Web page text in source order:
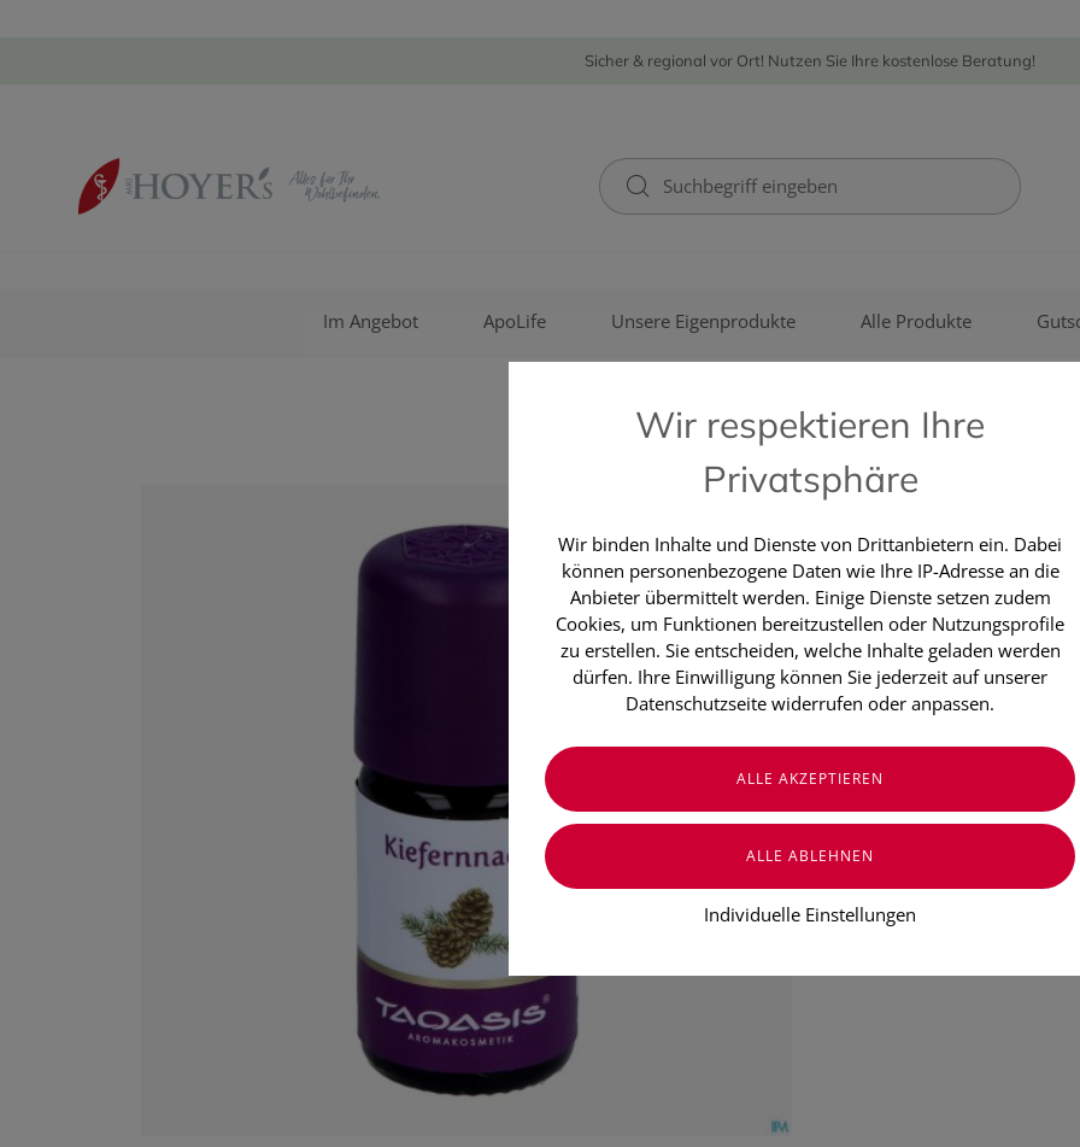
Sicher & regional vor Ort! Nutzen Sie Ihre kostenlose Beratung!
Im Angebot ApoLife Unsere Eigenprodukte Alle Produkte
PHARMAG LACHMAIR GMBH
Aetherische
€ 7,90
zzgl. Versandkosten
Wir respektieren Ihre
Privatsphäre
Wir binden Inhalte und Dienste von Drittanbietern ein. Dabei
können personenbezogene Daten wie Ihre IP-Adresse an die
Anbieter übermittelt werden. Einige Dienste setzen zudem
Cookies, um Funktionen bereitzustellen oder Nutzungsprofile
zu erstellen. Sie entscheiden, welche Inhalte geladen werden
dürfen. Ihre Einwilligung können Sie jederzeit auf unserer
Datenschutzseite widerrufen oder anpassen.
Individuelle Einstellungen